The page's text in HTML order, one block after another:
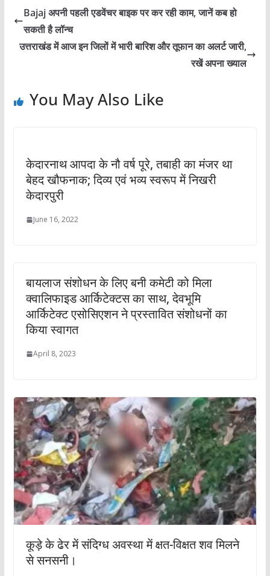
Bajaj अपनी पहली एडवेंचर बाइक पर कर रही काम, जानें कब हो
सकती है लॉन्च
उत्तराखंड में आज इन जिलों में भारी बारिश और तूफान का अलर्ट जारी,
रखें अपना ख्याल
You May Also Like
केदारनाथ आपदा के नौ वर्ष पूरे, तबाही का मंजर था
बेहद खौफनाक; दिव्य एवं भव्य स्वरूप में निखरी
केदारपुरी
June 16, 2022
बायलाज संशोधन के लिए बनी कमेटी को मिला
क्वालिफाइड आर्किटेक्टस का साथ, देवभूमि
आर्किटेक्ट एसोसिएशन ने प्रस्तावित संशोधनों का
किया स्वागत
April 8, 2023
कूड़े के ढेर में संदिग्ध अवस्था में क्षत-विक्षत शव मिलने
से सनसनी।